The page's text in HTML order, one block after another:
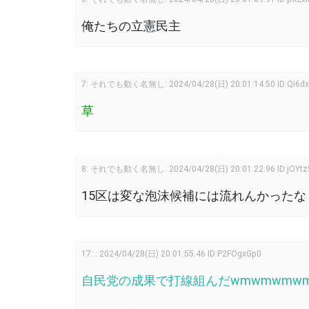
俺たちの立憲民主
7: それでも動く名無し: 2024/04/28(日) 20:01:14.50
草
8: それでも動く名無し: 2024/04/28(日) 20:01:22.96
15区は変な泡沫候補には流れんかったな
17: : 2024/04/28(日) 20:01:55.46 ID:P2FOgxGp0
自民党の成果で打線組んだ